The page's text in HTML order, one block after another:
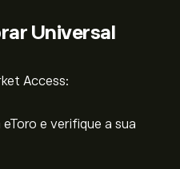
Universal
Access:
e verifique a sua